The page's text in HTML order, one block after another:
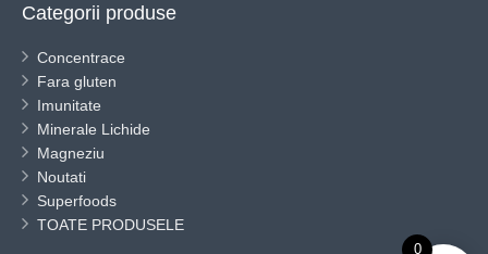
Categorii produse
Concentrace
Fara gluten
Imunitate
Minerale Lichide
Magneziu
Noutati
Superfoods
TOATE PRODUSELE
0